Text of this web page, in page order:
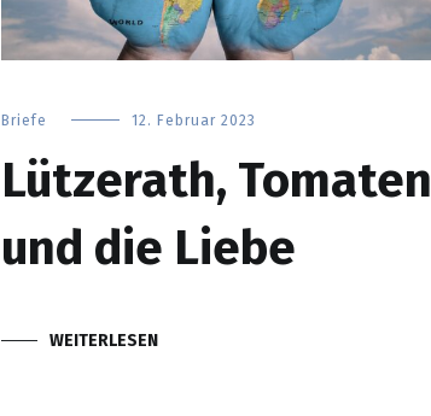
Briefe 12. Februar 2023
Lützerath, Tomaten
und die Liebe
WEITERLESEN